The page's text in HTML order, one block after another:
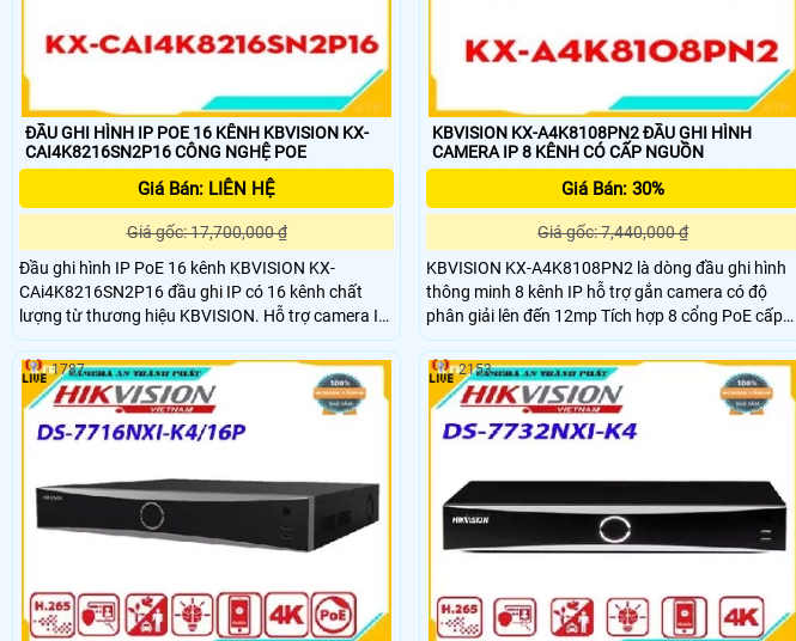
ĐẦU GHI HÌNH IP POE 16 KÊNH KBVISION KX-
CAI4K8216SN2P16 CÔNG NGHỆ POE
Giá Bán: LIÊN HỆ
Giá gốc: 17,700,000 ₫
Đầu ghi hình IP PoE 16 kênh KBVISION KX-
CAi4K8216SN2P16 đầu ghi IP có 16 kênh chất
lượng từ thương hiệu KBVISION. Hỗ trợ camera IP
độ phân giải lên đến 12Mp, băng thông tối đa
144Mbps, cùng 2 cổng SATA x 10TB. Chức năng
nhận diện khuôn mặt: Hỗ trợ 1 camera IP thông
thường / 5 camera AI (dòng DAi)
KBVISION KX-A4K8108PN2 ĐẦU GHI HÌNH
CAMERA IP 8 KÊNH CÓ CẤP NGUỒN
Giá Bán: 30%
Giá gốc: 7,440,000 ₫
KBVISION KX-A4K8108PN2 là dòng đầu ghi hình
thông minh 8 kênh IP hỗ trợ gắn camera có độ
phân giải lên đến 12mp Tích hợp 8 cổng PoE cấp
nguồn cho camera tiết kiệm chi phí
1787 2153